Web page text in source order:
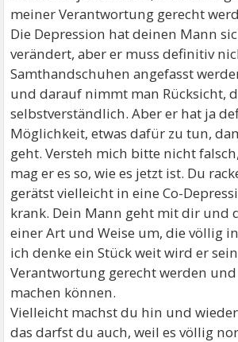
meiner Verantwortung gerecht
Die Depression hat deinen Mann
verändert, aber er muss definitiv
Samthandschuhen angefasst
und darauf nimmt man Rücksicht,
selbstverständlich. Aber er hat ja
Möglichkeit, etwas dafür zu tun,
geht. Versteh mich bitte nicht
mag er es so, wie es jetzt ist. Du
gerätst vielleicht in eine Co-
krank. Dein Mann geht mit dir und
einer Art und Weise um, die völlig
ich denke ein Stück weit wird er
Verantwortung gerecht werden und
machen können.
Vielleicht machst du hin und
das darfst du auch, weil es völlig